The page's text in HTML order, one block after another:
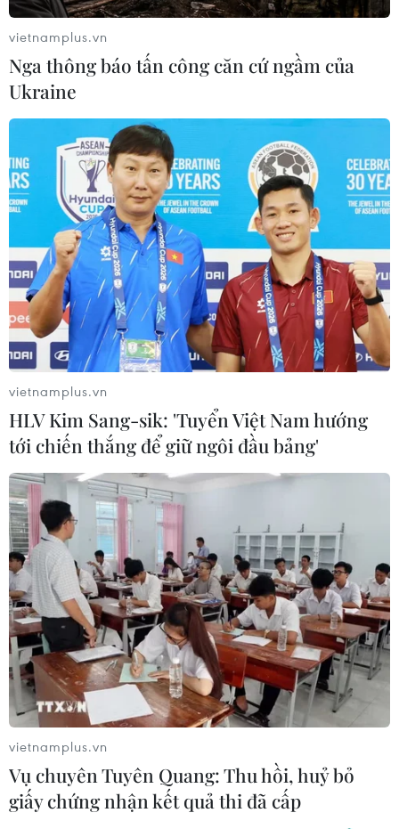
Tạo chỗ ở và việc làm cho nữ sinh đạt 27,5
điểm vẫn trượt Đại học
15/11/2016 06:41
Sau khi biết đến trường hợp nữ sinh được 27,5 điểm vẫn
trượt đại học, lãnh đạo Trung tâm dịch vụ hỗ trợ đào tạo
(Trường Đại học Kinh tế Quốc dân) đã tạo việc làm và
giúp nữ sinh này được ở miễn phí.
Hy sinh tuổi thanh xuân, cô giáo dành cả
cuộc đời bám đảo
16/11/2016 22:23
Sống và làm việc trong điều kiện khắc nghiệt về mọi
mặt, lại xa gia đình, cô Thủy không nhớ đã có bao
nhiêu đêm lặng lẽ ra bờ biển ngồi khóc một mình. Biển
đêm mù mịt, chỉ có tiếng sóng cuộn ầm ào...
vietnamplus.vn
Nga thông báo tấn công căn cứ ngầm của
Ukraine
vietnamplus.vn
HLV Kim Sang-sik: 'Tuyển Việt Nam hướng
tới chiến thắng để giữ ngôi đầu bảng'
vietnamplus.vn
Vụ chuyên Tuyên Quang: Thu hồi, huỷ bỏ
giấy chứng nhận kết quả thi đã cấp